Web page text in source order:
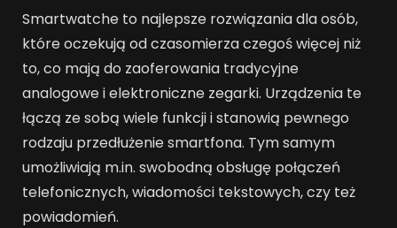
Smartwatche to najlepsze rozwiązania dla osób,
które oczekują od czasomierza czegoś więcej niż
to, co mają do zaoferowania tradycyjne
analogowe i elektroniczne zegarki. Urządzenia te
łączą ze sobą wiele funkcji i stanowią pewnego
rodzaju przedłużenie smartfona. Tym samym
umożliwiają m.in. swobodną obsługę połączeń
telefonicznych, wiadomości tekstowych, czy też
powiadomień.